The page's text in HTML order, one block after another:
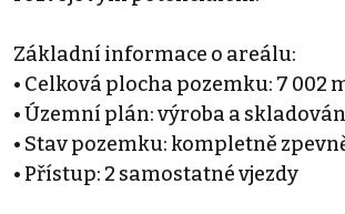
Základní informace o areálu:
• Celková plocha pozemku: 7 002
• Územní plán: výroba a
• Stav pozemku: kompletně
• Přístup: 2 samostatné vjezdy